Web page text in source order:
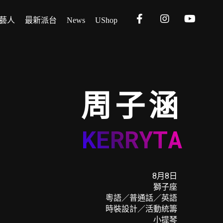
人 最新派台 News UShop
周子涵
KERRYTA
8月8日
獅⼦座
粵語／普通話／英語
時裝設計／活動統籌
⼩提琴